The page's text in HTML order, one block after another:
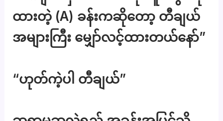
ထားတဲ့ (A) ခန်းကဆိုတော့ တီချယ်
အများကြီး မျှော်လင့်ထားတယ်နော်”
“ဟုတ်ကဲ့ပါ တီချယ်”